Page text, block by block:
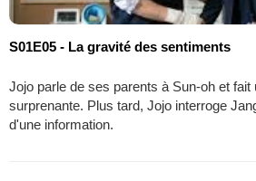
S01E05 - La gravité des sentiments
Jojo parle de ses parents à Sun-oh et fait
surprenante. Plus tard, Jojo interroge
d'une information.